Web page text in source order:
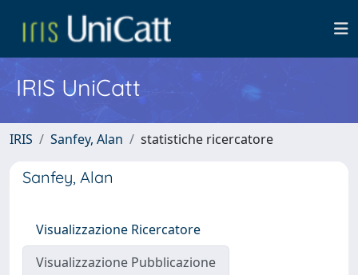
IRIS UniCatt
IRIS Sanfey, Alan statistiche ricercatore
Sanfey, Alan
Visualizzazione Ricercatore
Visualizzazione Pubblicazione